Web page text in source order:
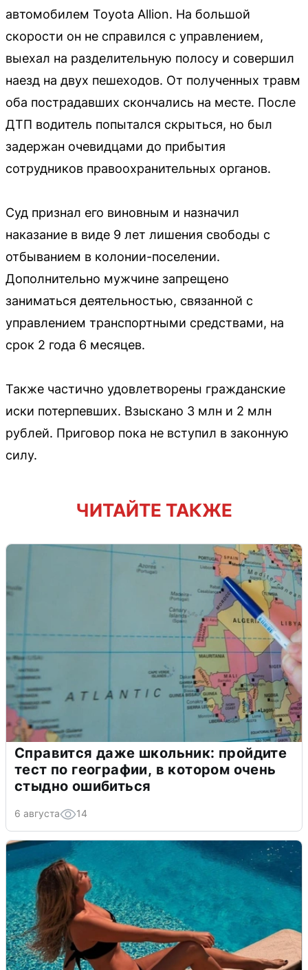
автомобилем Toyota Allion. На большой
скорости он не справился с управлением,
выехал на разделительную полосу и совершил
наезд на двух пешеходов. От полученных травм
оба пострадавших скончались на месте. После
ДТП водитель попытался скрыться, но был
задержан очевидцами до прибытия
сотрудников правоохранительных органов.
Суд признал его виновным и назначил
наказание в виде 9 лет лишения свободы с
отбыванием в колонии-поселении.
Дополнительно мужчине запрещено
заниматься деятельностью, связанной с
управлением транспортными средствами, на
срок 2 года 6 месяцев.
Также частично удовлетворены гражданские
иски потерпевших. Взыскано 3 млн и 2 млн
рублей. Приговор пока не вступил в законную
силу.
ЧИТАЙТЕ ТАКЖЕ
Справится даже школьник: пройдите
тест по географии, в котором очень
стыдно ошибиться
6 августа 14